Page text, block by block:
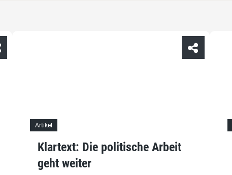
Artikel
Klartext: Die politische Arbeit
geht weiter